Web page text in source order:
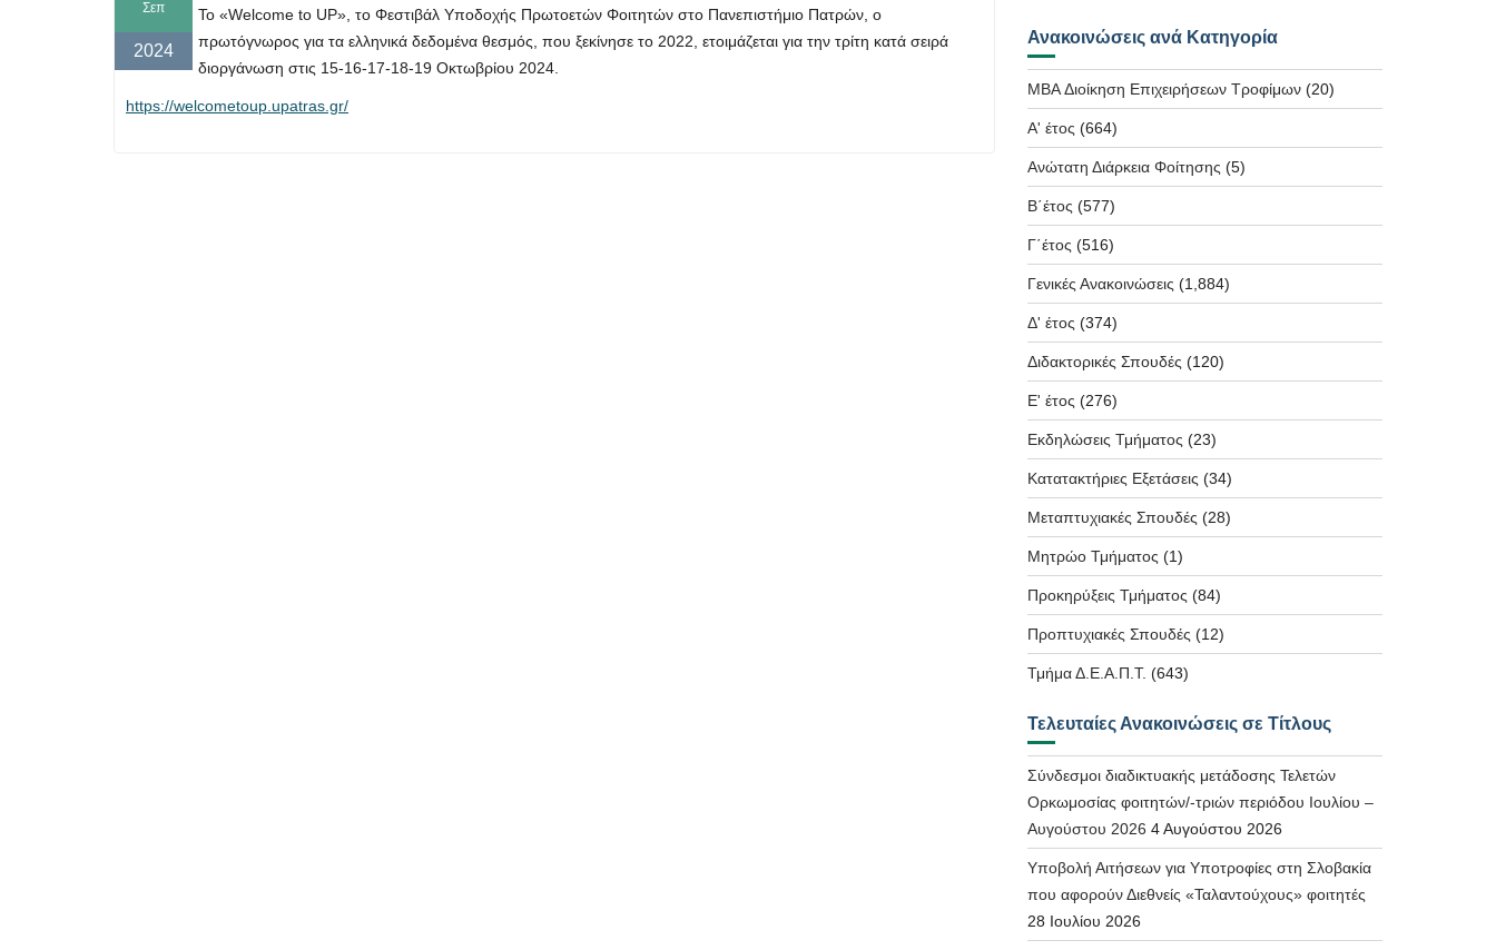
Σεπ
2024
Το «Welcome to UP», το Φεστιβάλ Υποδοχής Πρωτοετών Φοιτητών στο Πανεπιστήμιο Πατρών, ο
πρωτόγνωρος για τα ελληνικά δεδομένα θεσμός, που ξεκίνησε το 2022, ετοιμάζεται για την τρίτη κατά σειρά
διοργάνωση στις 15-16-17-18-19 Οκτωβρίου 2024.
https://welcometoup.upatras.gr/
Ανακοινώσεις ανά Κατηγορία
MBA Διοίκηση Επιχειρήσεων Τροφίμων(20)
Α' έτος (664)
Ανώτατη Διάρκεια Φοίτησης (5)
Β΄έτος (577)
Γ΄έτος (516)
Γενικές Ανακοινώσεις (1,884)
Δ' έτος (374)
Διδακτορικές Σπουδές (120)
Ε' έτος (276)
Εκδηλώσεις Τμήματος (23)
Κατατακτήριες Εξετάσεις (34)
Μεταπτυχιακές Σπουδές (28)
Μητρώο Τμήματος (1)
Προκηρύξεις Τμήματος (84)
Προπτυχιακές Σπουδές (12)
Τμήμα Δ.Ε.Α.Π.Τ. (643)
Τελευταίες Ανακοινώσεις σε Τίτλους
Σύνδεσμοι διαδικτυακής μετάδοσης Τελετών
Ορκωμοσίας φοιτητών/-τριών περιόδου Ιουλίου –
Αυγούστου 2026 4 Αυγούστου 2026
Υποβολή Αιτήσεων για Υποτροφίες στη Σλοβακία
που αφορούν Διεθνείς «Ταλαντούχους» φοιτητές
28 Ιουλίου 2026